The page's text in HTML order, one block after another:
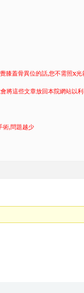
膝蓋骨異位的話,您不需照x
將這些文章放回本院網站以
術,問題越少